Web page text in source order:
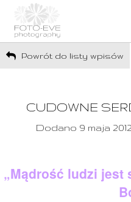
Powrót do listy wpisów
CUDOWNE
Dodano 9 maja
„Mądrość ludzi jest